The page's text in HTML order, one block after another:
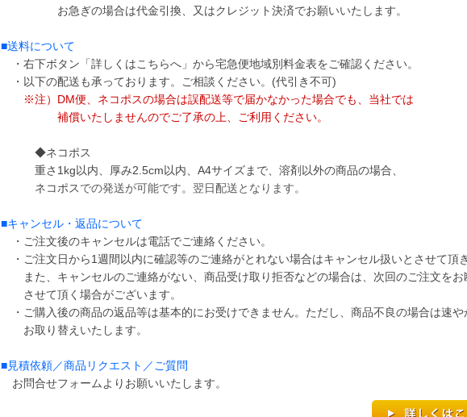
お急ぎの場合は代金引換、又はクレジット決済でお願いいたします。
■送料について
・右下ボタン 「詳しくはこちらへ」から宅急便地域別料金表をご確認ください。
・以下の配送も承っております。ご相談ください。(代引き不可)
※注）DM便、ネコポスの場合は誤配送等で届かなかった場合でも、当社では
補償いたしませんのでご了承の上、ご利用ください。
◆ネコポス
重さ1kg以内、
厚み2.5cm以内、A4サイズまで、溶剤以外の商品の場合、
ネコポスでの発送が可能です。 翌日配送となります。
■キャンセル・返品について
・ご注文後のキャンセルは電話でご連絡ください。
・ご注文日から1週間以内に確認等のご連絡がとれない場合はキャンセル扱いとさせて頂き
また、 キャンセルのご連絡がない、商品受け取り拒否などの場合は、次回のご注文をお
させて頂く場合がございます。
・ご購入後の商品の返品等は基本的にお受けできません。ただし、商品不良の場合は速や
お取り替えいたします。
■見積依頼／商品リクエスト／ご質問
お問合せフォームよりお願いいたします。